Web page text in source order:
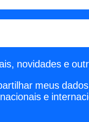
novidades e
meus
e